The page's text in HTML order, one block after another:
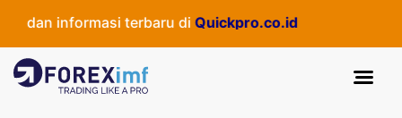
informasi terbaru di Quickpro.co.id